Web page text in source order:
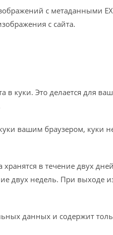
с метаданными
с сайта.
куки. Это делается для
вашим браузером, куки
в течение двух
двух недель. При выходе
данных и содержит